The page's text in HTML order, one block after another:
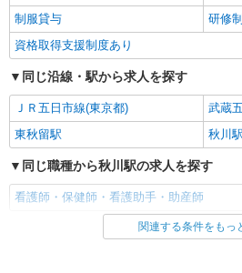
あきる野市 ★車
キープ
株式会社kotrio /●SW-S-2097405
秋川駅│チーム医療
れる看護助手
【正社員】月給
給：200,000円〜
30,000円 ・役職手当
善手当：20,000〜
により変動） ・固定
制服貸与
研修
資格取得支援制度あり
同じ沿線・駅から求人を探す
ＪＲ五日市線(東京都)
武蔵
東秋留駅
秋川駅
同じ職種から秋川駅の求人を探す
看護師・保健師・看護助手・助産師
同じ雇用形態から秋川駅の求人を探す
関連する条件をもっ